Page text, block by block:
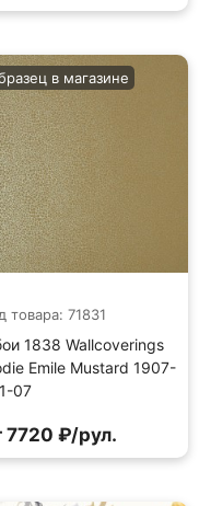
товара: 71831
1838 Wallcoverings
Emile Mustard 1907-
07
в магазине
7720 ₽/рул.